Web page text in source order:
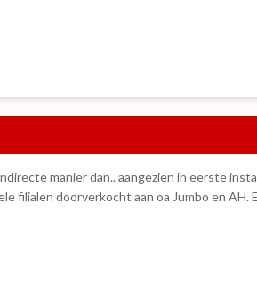
manier dan.. aangezien in eerste
filialen doorverkocht aan oa Jumbo en AH.